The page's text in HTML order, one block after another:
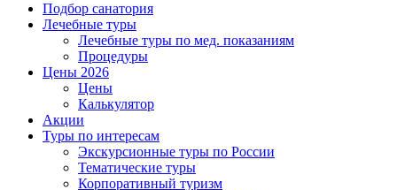
Подбор санатория
Лечебные туры
Лечебные туры по мед. показаниям
Процедуры
Цены 2026
Цены
Калькулятор
Акции
Туры по интересам
Экскурсионные туры по России
Тематические туры
Корпоративный туризм